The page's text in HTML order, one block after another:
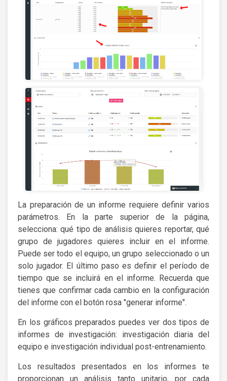
La preparación de un informe requiere definir varios
parámetros. En la parte superior de la página,
selecciona: qué tipo de análisis quieres reportar, qué
grupo de jugadores quieres incluir en el informe.
Puede ser todo el equipo, un grupo seleccionado o un
solo jugador. El último paso es definir el período de
tiempo que se incluirá en el informe. Recuerda que
tienes que confirmar cada cambio en la configuración
del informe con el botón rosa "generar informe".
En los gráficos preparados puedes ver dos tipos de
informes de investigación: investigación diaria del
equipo e investigación individual post-entrenamiento.
Los resultados presentados en los informes te
proporcionan un análisis tanto unitario, por cada